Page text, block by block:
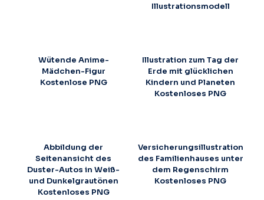
Illustrationsmodell
Wütende Anime-
Mädchen-Figur
Kostenlose PNG
Illustration zum Tag der
Erde mit glücklichen
Kindern und Planeten
Kostenloses PNG
Abbildung der
Seitenansicht des
Duster-Autos in Weiß-
und Dunkelgrautönen
Kostenloses PNG
Versicherungsillustration
des Familienhauses unter
dem Regenschirm
Kostenloses PNG